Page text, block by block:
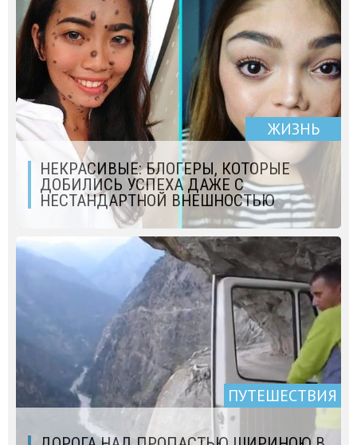
ЖИЗНЬ
НЕКРАСИВЫЕ: БЛОГЕРЫ, КОТОРЫЕ
ДОБИЛИСЬ УСПЕХА ДАЖЕ С
НЕСТАНДАРТНОЙ ВНЕШНОСТЬЮ
ПУТЕШЕСТВИЯ